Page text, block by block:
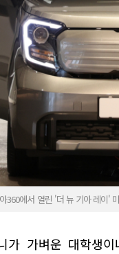
360에서 열린 '더 뉴 기아 레이'
가 가벼운 대학생